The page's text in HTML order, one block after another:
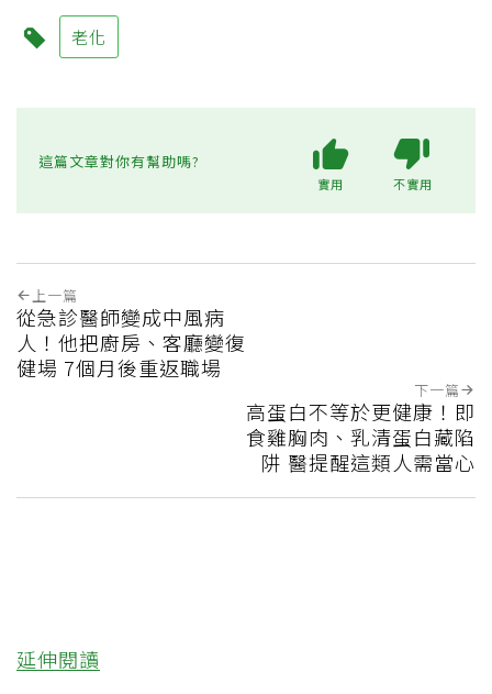
老化
這篇文章對你有幫助嗎?
實用 不實用
上一篇
從急診醫師變成中風病
人！他把廚房、客廳變復
健場 7個月後重返職場
下一篇
高蛋白不等於更健康！即
食雞胸肉、乳清蛋白藏陷
阱 醫提醒這類人需當心
延伸閱讀